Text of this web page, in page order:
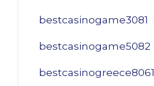
bestcasinogame3081
bestcasinogame5082
bestcasinogreece8061